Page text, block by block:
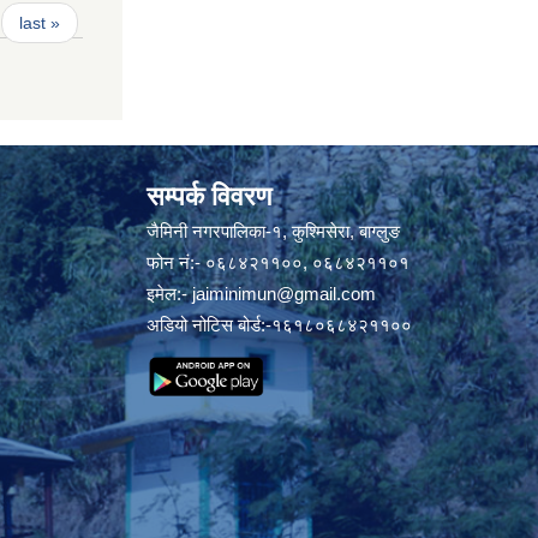
last »
सम्पर्क विवरण
जैमिनी नगरपालिका-१, कुश्मिसेरा, बाग्लुङ
फोन नं:- ०६८४२११००, ०६८४२११०१
इमेल:-jaiminimun@gmail.com
अडियो नोटिस बोर्ड:-१६१८०६८४२११००